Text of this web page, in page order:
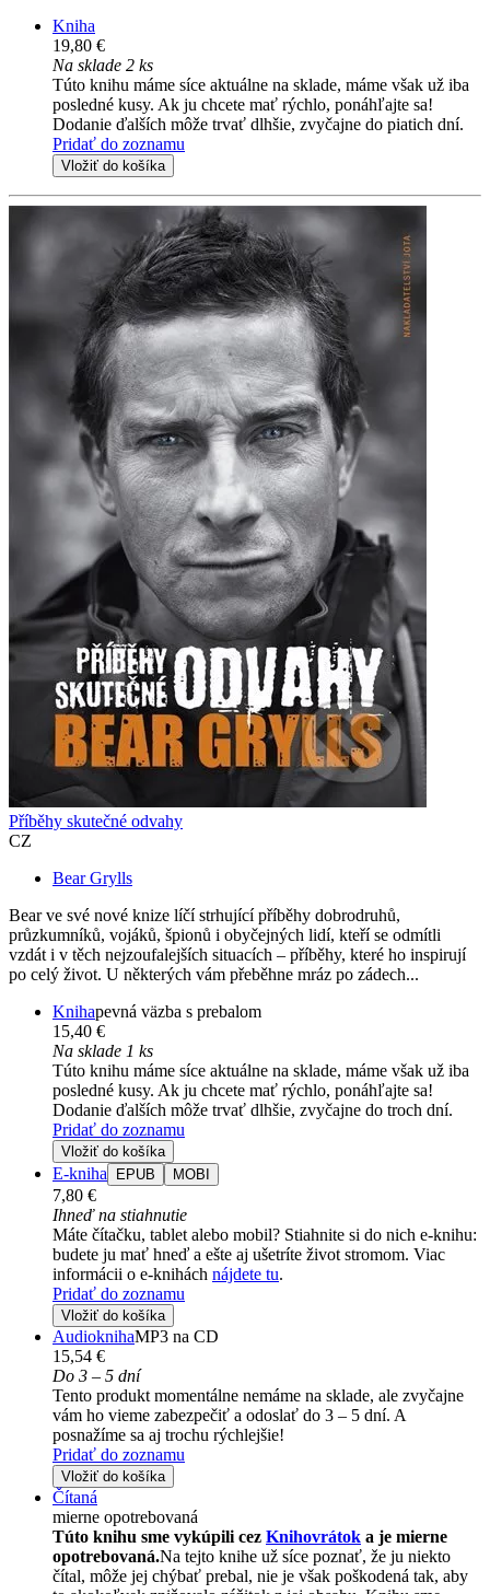
Kniha
19,80 €
Na sklade 2 ks
Túto knihu máme síce aktuálne na sklade, máme však už iba
posledné kusy. Ak ju chcete mať rýchlo, ponáhľajte sa!
Dodanie ďalších môže trvať dlhšie, zvyčajne do piatich dní.
Pridať do zoznamu
Vložiť do košíka
Příběhy skutečné odvahy
CZ
Bear Grylls
Bear ve své nové knize líčí strhující příběhy dobrodruhů,
průzkumníků, vojáků, špionů i obyčejných lidí, kteří se odmítli
vzdát i v těch nejzoufalejších situacích – příběhy, které ho inspirují
po celý život. U některých vám přeběhne mráz po zádech...
Knihapevná väzba s prebalom
15,40 €
Na sklade 1 ks
Túto knihu máme síce aktuálne na sklade, máme však už iba
posledné kusy. Ak ju chcete mať rýchlo, ponáhľajte sa!
Dodanie ďalších môže trvať dlhšie, zvyčajne do troch dní.
Pridať do zoznamu
Vložiť do košíka
E-kniha EPUB MOBI
7,80 €
Ihneď na stiahnutie
Máte čítačku, tablet alebo mobil? Stiahnite si do nich e-knihu:
budete ju mať hneď a ešte aj ušetríte život stromom. Viac
informácii o e-knihách nájdete tu.
Pridať do zoznamu
Vložiť do košíka
AudioknihaMP3 na CD
15,54 €
Do 3 – 5 dní
Tento produkt momentálne nemáme na sklade, ale zvyčajne
vám ho vieme zabezpečiť a odoslať do 3 – 5 dní. A
posnažíme sa aj trochu rýchlejšie!
Pridať do zoznamu
Vložiť do košíka
Čítaná
mierne opotrebovaná
Túto knihu sme vykúpili cez Knihovrátok a je mierne
opotrebovaná.Na tejto knihe už síce poznať, že ju niekto
čítal, môže jej chýbať prebal, nie je však poškodená tak, aby